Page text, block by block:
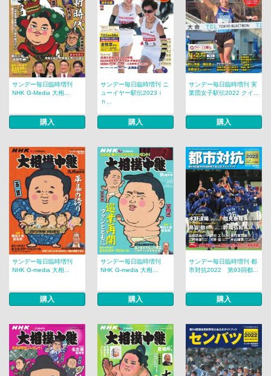
サンデー毎日臨時増刊
NHK G-Media 大相...
購入
サンデー毎日臨時増刊 ニ
ューイヤー駅伝2023ｉ
ｎ...
購入
サンデー毎日臨時増刊 実
業団女子駅伝2022 クイ...
購入
サンデー毎日臨時増刊
NHK G-media 大相...
購入
サンデー毎日臨時増刊
NHK G-media 大相...
購入
サンデー毎日臨時増刊 都
市対抗2022 第93回都...
購入